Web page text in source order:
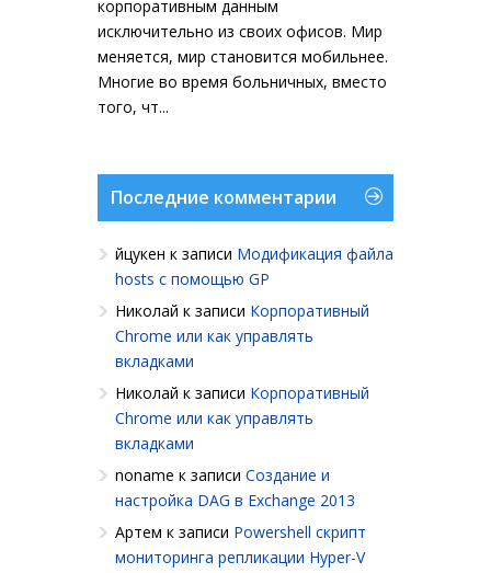
корпоративным данным
исключительно из своих офисов. Мир
меняется, мир становится мобильнее.
Многие во время больничных, вместо
того, чт...
Последние комментарии
йцукен к записи Модификация файла
hosts с помощью GP
Николай к записи Корпоративный
Chrome или как управлять
вкладками
Николай к записи Корпоративный
Chrome или как управлять
вкладками
noname к записи Создание и
настройка DAG в Exchange 2013
Артем к записи Powershell cкрипт
мониторинга репликации Hyper-V